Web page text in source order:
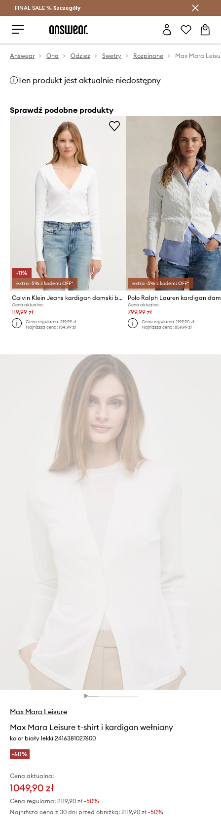
Oszczędzaj z Answear Club >
FINAL SALE % Szczegóły
Answear Ona Odzież Swetry Rozpinane
Ten produkt jest aktualnie niedostępny
Sprawdź podobne produkty
-11%
extra -5% z kodem: OFF*
Calvin Klein Jeans kardigan damski bawełniany z elastanem
Cena aktualna:
119,99 zł
Cena regularna:219,99 zł
Najniższa cena:134,99 zł
extra -5% z kodem: OFF*
Cena aktualna:
799,99 zł
Cena regularna: 1199,90 zł
Najniższa cena: 859,99 zł
Max Mara Leisure
Max Mara Leisure t-shirt i kardigan wełniany
kolor biały lekki 2416381027600
-50%
Cena aktualna:
1049,90 zł
Cena regularna: 2119,90 zł -50%
Najniższa cena z 30 dni przed obniżką: 2119,90 zł -50%